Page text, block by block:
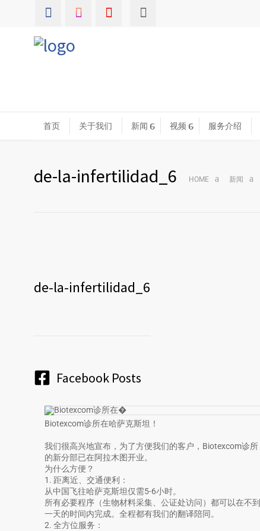
首页 关于我们 新闻 视频 服务介绍
de-la-infertilidad_6 HOME 新闻
de-la-infertilidad_6
Facebook Posts
Biotexcom诊所在哈萨克斯坦！
我们很高兴地宣布，为了方便我们的客户，Biotexcom诊所
的新分部已在阿拉木图开业。
为什么方便？
1. 距离近、交通便利：
从中国飞往哈萨克斯坦仅需5-6小时。
所有必要程序（生物材料采集、公证处访问）都可以在不到
一天的时间内完成。全程都有我们的翻译陪同。
2. 全方位服务：